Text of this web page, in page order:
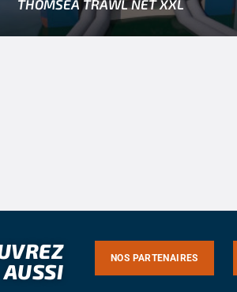
THOMSEA TRAWL NET XXL
AUSSI
NOS PARTENAIRES